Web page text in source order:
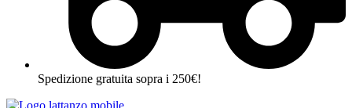
Spedizione gratuita sopra i 250€!